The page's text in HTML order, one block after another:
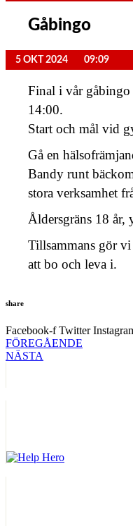
Gåbingo
5 OKT 2024 09:09
Final i vår
14:00.
Start och mål vid
Gå en
Bandy runt
stora verksamhet
Åldersgräns 18 år,
Tillsammans gör
att bo och leva i.
share
Facebook-f Twitter
FÖREGÅENDE
NÄSTA